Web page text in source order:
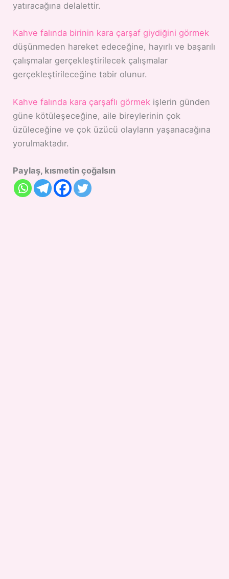
yatıracağına delalettir.
Kahve falında birinin kara çarşaf giydiğini görmek
düşünmeden hareket edeceğine, hayırlı ve başarılı
çalışmalar gerçekleştirilecek çalışmalar
gerçekleştirileceğine tabir olunur.
Kahve falında kara çarşaflı görmek işlerin günden
güne kötüleşeceğine, aile bireylerinin çok
üzüleceğine ve çok üzücü olayların yaşanacağına
yorulmaktadır.
Paylaş, kısmetin çoğalsın